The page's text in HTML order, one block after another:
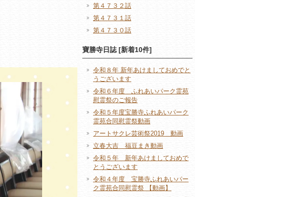
第４７３２話
第４７３１話
第４７３０話
寶勝寺日誌 [新着10件]
令和８年 新年あけましておめでと
うございます
令和６年度 ふれあいパーク霊苑
慰霊祭のご報告
令和５年度宝勝寺ふれあいパーク
霊苑合同慰霊祭動画
アートサクレ芸術祭2019 動画
立春大吉 福豆まき動画
令和５年 新年あけましておめで
とうございます
令和４年度 宝勝寺ふれあいパー
ク霊苑合同慰霊祭 【動画】